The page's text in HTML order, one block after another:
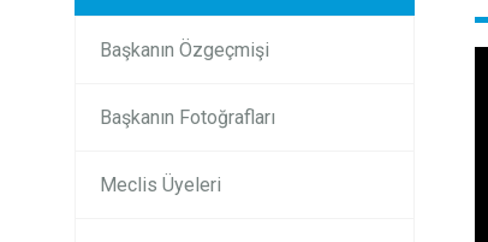
Başkanın Özgeçmişi
Başkanın Fotoğrafları
Meclis Üyeleri